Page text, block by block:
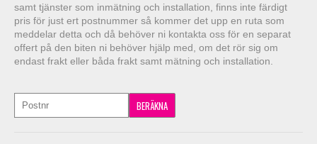
samt tjänster som inmätning och installation, finns inte färdigt
pris för just ert postnummer så kommer det upp en ruta som
meddelar detta och då behöver ni kontakta oss för en separat
offert på den biten ni behöver hjälp med, om det rör sig om
endast frakt eller båda frakt samt mätning och installation.